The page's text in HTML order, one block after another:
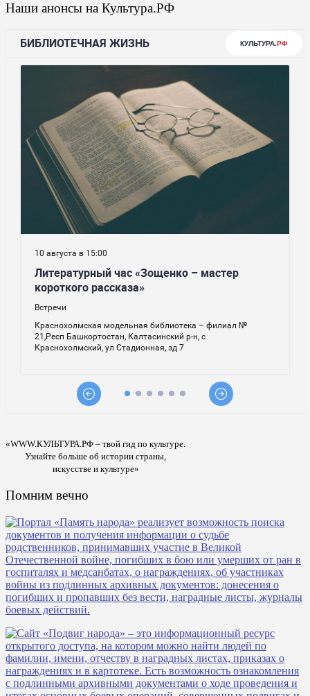
Наши анонсы на Культура.РФ
«WWW.КУЛЬТУРА.РФ – твой гид по культуре.
Узнайте больше об истории страны,
искусстве и культуре»
Помним вечно